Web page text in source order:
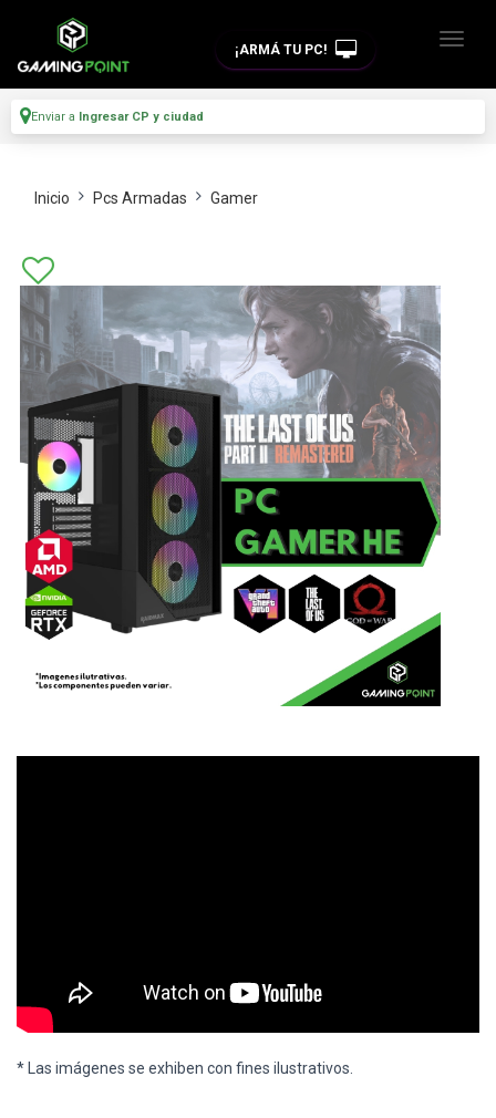
¡ARMÁ TU PC!
Enviar a Ingresar CP y ciudad
Inicio Pcs Armadas Gamer
* Las imágenes se exhiben con fines ilustrativos.